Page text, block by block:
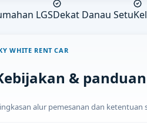
LGSDekat Danau Setu
WHITE RENT CAR
&
alur pemesanan dan